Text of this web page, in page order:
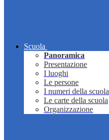
Scuola
Panoramica
Presentazione
I luoghi
Le persone
I numeri della scuola
Le carte della scuola
Organizzazione